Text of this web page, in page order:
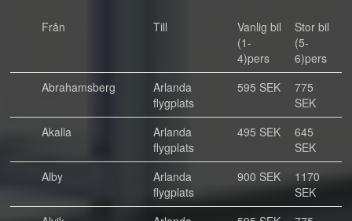
Från Till
Vanlig bil
(1-
4)pers
Stor bil
(5-
6)pers
Abrahamsberg
Arlanda
flygplats
595 SEK
775
SEK
Akalla
Arlanda
flygplats
495 SEK
645
SEK
Alby
Arlanda
flygplats
900 SEK
1170
SEK